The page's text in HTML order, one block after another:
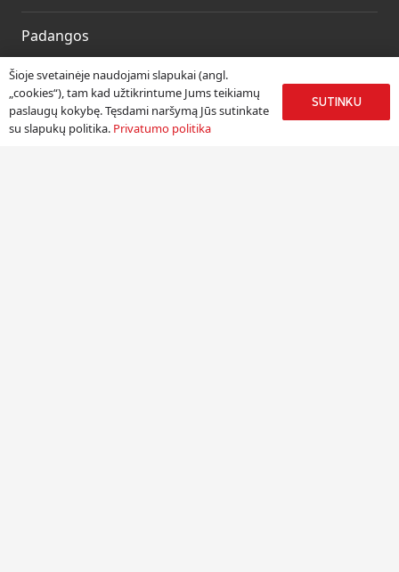
Padangos
Ratlankiai
Kitos prekės
Paslaugos
Šioje svetainėje naudojami slapukai (angl.
„cookies“), tam kad užtikrintume Jums teikiamų
paslaugų kokybę. Tęsdami naršymą Jūs sutinkate
su slapukų politika. Privatumo politika
SUTINKU